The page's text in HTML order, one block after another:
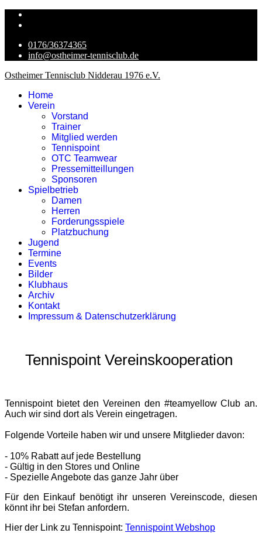
0176/36374365
info@ostheimer-tennisclub.de
Ostheimer Tennisclub Nidderau 1976 e.V.
Home
Verein
Vorstand
Trainer
Mitglied werden
Tennispoint
OTC Teamwear
Pressemitteillungen
Sponsoren
Spielbetrieb
Damen
Herren
Forderungsspiele
Platzbuchung
Jugend
Termine
Events
Bilder
Klubhaus
Archiv
Kontakt
Impressum & Datenschutzerklärung
Tennispoint Vereinskooperation
Tennispoint bietet den Vereinen den #teamyellow Club an.
Auch wir sind dort als Verein eingetragen.
Folgende Vorteile haben wir und unsere Mitglieder davon:
- 10% Rabatt auf jede Bestellung
- Gültig in den Stores und Online
- Spezielle Angebote das ganze Jahr über
Für den Einkauf benötigt ihr unseren Vereinscode, diesen
könnt ihr bei Stefan anfordern.
Hier der Link zu Tennispoint: Tennispoint Webshop